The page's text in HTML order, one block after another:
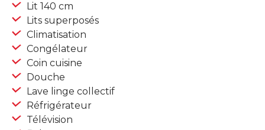
Lit 140 cm
Lits superposés
Climatisation
Congélateur
Coin cuisine
Douche
Lave linge collectif
Réfrigérateur
Télévision